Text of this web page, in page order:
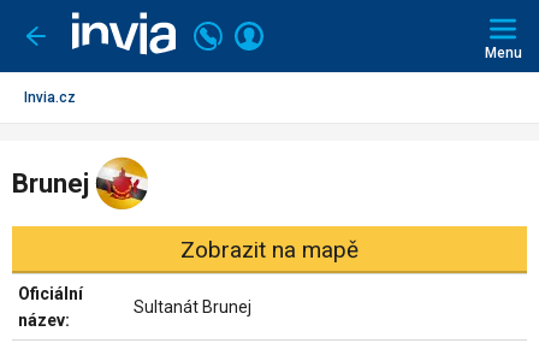
Jít
zpět
Volejte
226
000
Přihlásit
Menu
Invia.cz
Brunej
Zobrazit na mapě
Oficiální
název:
Sultanát Brunej